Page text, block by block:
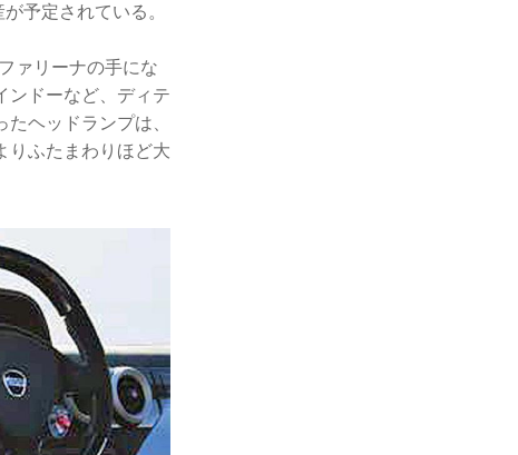
予定されている。
ァリーナの手にな
ンドーなど、ディテ
ヘッドランプは、
りふたまわりほど大